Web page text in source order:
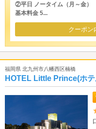
②平日 ノータイム（月～金）
基本料金 5...
クーポン
福岡県 北九州市八幡西区楠橋
HOTEL Little Prince(ホ